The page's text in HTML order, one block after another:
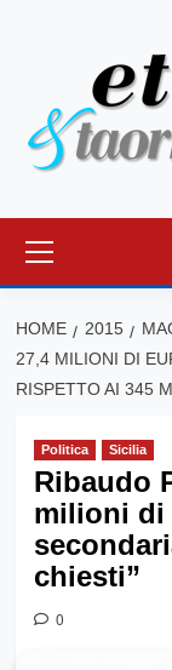
principale
HOME 2015
27,4 MILIONI DI
RISPETTO AI 345
Politica Sicilia
Ribaudo
milioni di
chiesti”
0